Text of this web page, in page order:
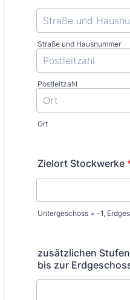
Straße und Hausnummer
Postleitzahl
Ort
Zielort Stockwerke
Untergeschoss = -1,
zusätzlichen
bis zur